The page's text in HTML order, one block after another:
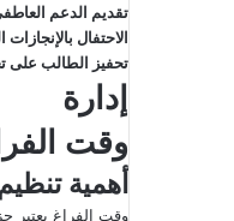
تقديم الدعم
الاحتفال بالإنجازات
تحفيز الطالب على
إدارة
وقت
أهمية
وقت الفراغ يعتبر